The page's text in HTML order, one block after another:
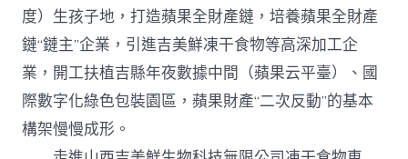
度）生孩子地，打造蘋果全財產鏈，培養蘋果全財產
鏈“鏈主”企業，引進吉美鮮凍干食物等高深加工企
業，開工扶植吉縣年夜數據中間（蘋果云平臺）、國
際數字化綠色包裝園區，蘋果財產“二次反動”的基本
構架慢慢成形。